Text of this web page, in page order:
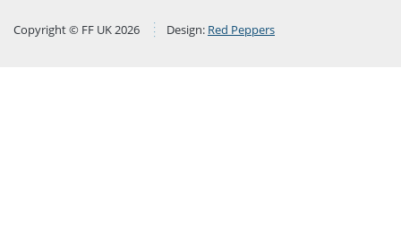
Copyright © FF UK 2026 Design: Red Peppers